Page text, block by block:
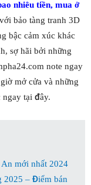
nhiêu tiền, mua ở
bảo tàng tranh 3D
bậc cảm xúc khác
sợ hãi bởi những
note ngay
mở cửa và những
tại đây.
mới nhất 2024
2025 – Điểm bán